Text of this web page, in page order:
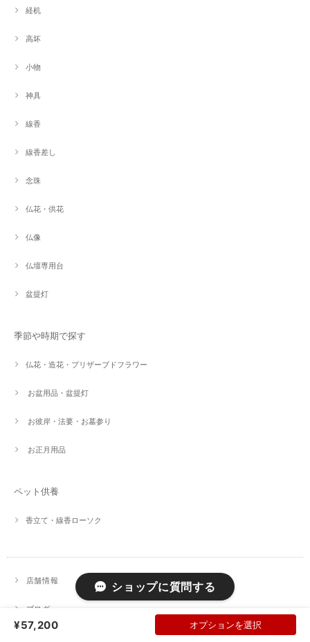
経机
高坏
小物
神具
線香
線香差し
念珠
仏花・供花
仏像
仏壇専用台
盆提灯
季節や時期で探す
仏花・造花・プリザーブドフラワー
お盆用品・盆提灯
お彼岸・法要・お墓参り
お正月用品
ペット供養
香立て・線香ローソク
店舗情報
ブログ
¥57,200 オプションを選択
ショップに質問する